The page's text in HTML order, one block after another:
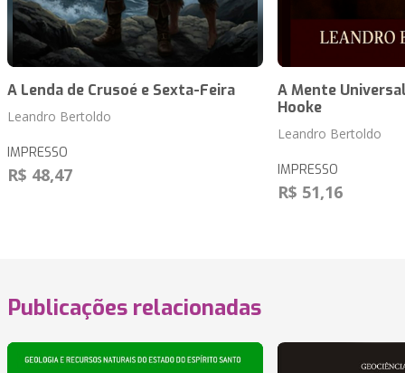
A Lenda de Crusoé e Sexta-Feira
Leandro Bertoldo
IMPRESSO
R$ 48,47
A Mente
Hooke
Leandro Bertoldo
IMPRESSO
R$ 51,16
Publicações relacionadas